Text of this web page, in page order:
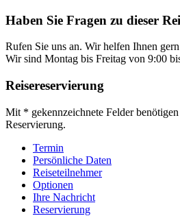
Haben Sie Fragen zu dieser
Rufen Sie uns an. Wir helfen Ihnen
Wir sind Montag bis Freitag von 9:00
Reisereservierung
Mit * gekennzeichnete Felder
Reservierung.
Termin
Persönliche Daten
Reiseteilnehmer
Optionen
Ihre Nachricht
Reservierung